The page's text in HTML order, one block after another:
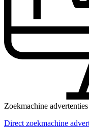
Zoekmachine
Direct zoekmachine